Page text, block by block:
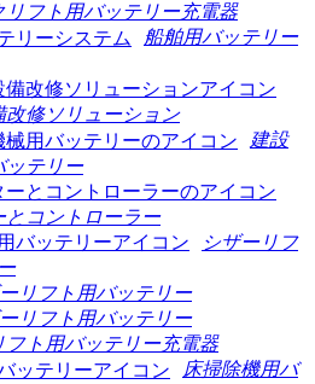
リフト用バッテリー充電器
船舶用バッテリー
改修ソリューション
建設
ッテリー
とコントローラー
シザーリフ
リフト用バッテリー
リフト用バッテリー
フト用バッテリー充電器
床掃除機用バ